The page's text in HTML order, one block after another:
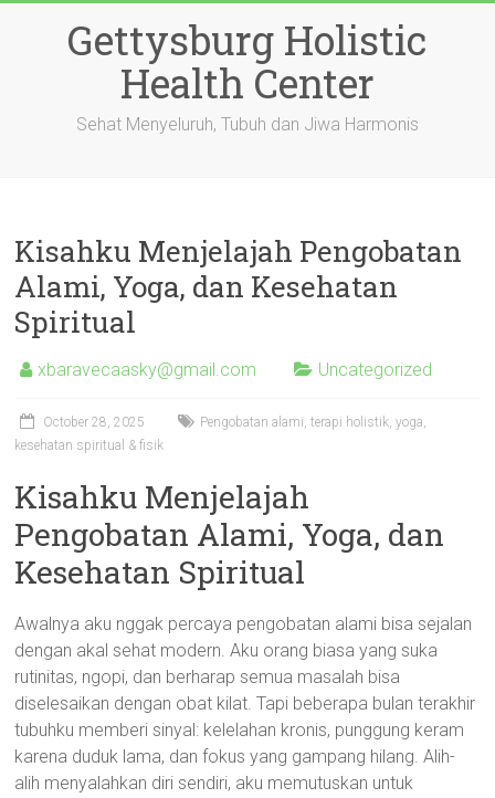
Gettysburg Holistic
Health Center
Sehat Menyeluruh, Tubuh dan Jiwa Harmonis
Kisahku Menjelajah Pengobatan
Alami, Yoga, dan Kesehatan
Spiritual
xbaravecaasky@gmail.com Uncategorized
October 28, 2025
Pengobatan alami, terapi holistik, yoga,
kesehatan spiritual & fisik
Kisahku Menjelajah
Pengobatan Alami, Yoga, dan
Kesehatan Spiritual
Awalnya aku nggak percaya pengobatan alami bisa sejalan
dengan akal sehat modern. Aku orang biasa yang suka
rutinitas, ngopi, dan berharap semua masalah bisa
diselesaikan dengan obat kilat. Tapi beberapa bulan terakhir
tubuhku memberi sinyal: kelelahan kronis, punggung keram
karena duduk lama, dan fokus yang gampang hilang. Alih-
alih menyalahkan diri sendiri, aku memutuskan untuk